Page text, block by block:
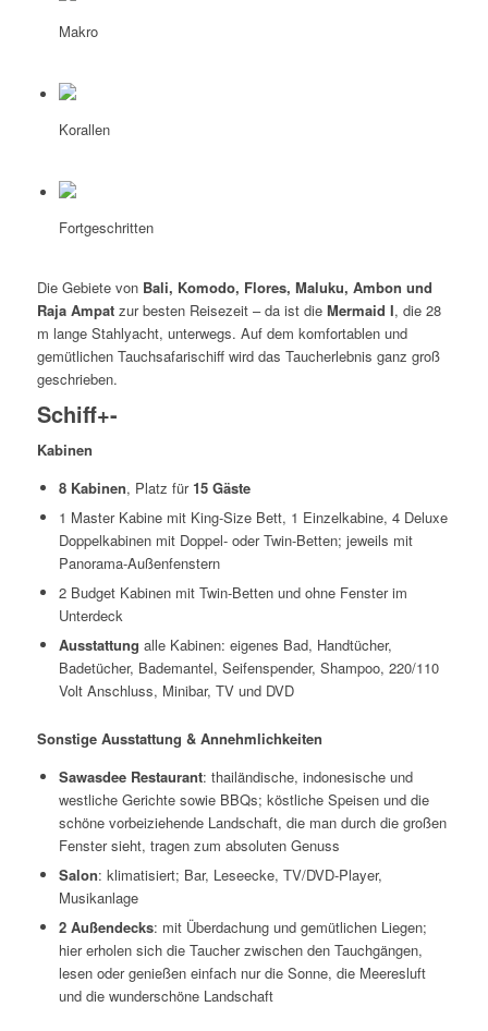
Makro
Korallen
Fortgeschritten
Die Gebiete von Bali, Komodo, Flores, Maluku, Ambon und
Raja Ampatzur besten Reisezeit – da ist die Mermaid I, die 28
m lange Stahlyacht, unterwegs. Auf dem komfortablen und
gemütlichen Tauchsafarischiff wird das Taucherlebnis ganz groß
geschrieben.
Schiff+-
Kabinen
8 Kabinen, Platz für 15 Gäste
1 Master Kabine mit King-Size Bett, 1 Einzelkabine, 4 Deluxe
Doppelkabinen mit Doppel- oder Twin-Betten; jeweils mit
Panorama-Außenfenstern
2 Budget Kabinen mit Twin-Betten und ohne Fenster im
Unterdeck
Ausstattung alle Kabinen: eigenes Bad, Handtücher,
Badetücher, Bademantel, Seifenspender, Shampoo, 220/110
Volt Anschluss, Minibar, TV und DVD
Sonstige Ausstattung & Annehmlichkeiten
Sawasdee Restaurant: thailändische, indonesische und
westliche Gerichte sowie BBQs; köstliche Speisen und die
schöne vorbeiziehende Landschaft, die man durch die großen
Fenster sieht, tragen zum absoluten Genuss
Salon: klimatisiert; Bar, Leseecke, TV/DVD-Player,
Musikanlage
2 Außendecks: mit Überdachung und gemütlichen Liegen;
hier erholen sich die Taucher zwischen den Tauchgängen,
lesen oder genießen einfach nur die Sonne, die Meeresluft
und die wunderschöne Landschaft